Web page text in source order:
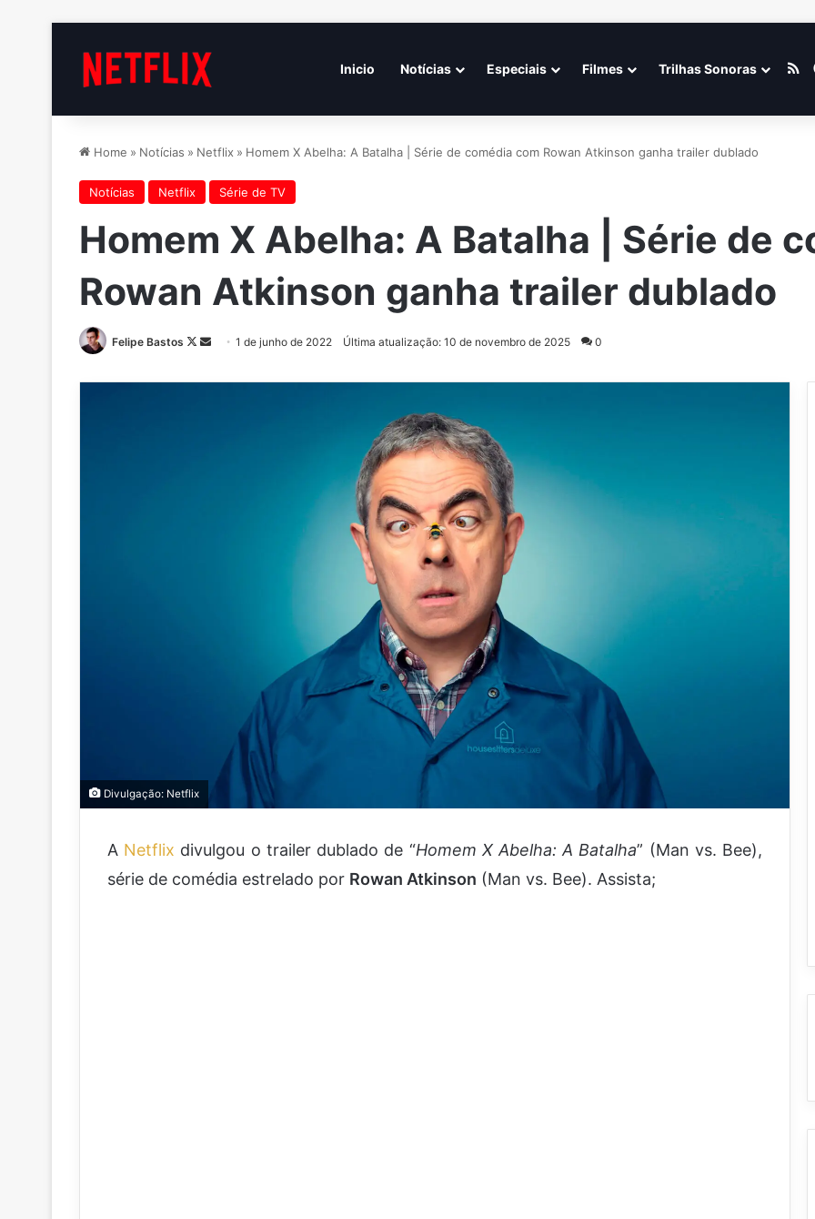
Inicio Notícias Especiais Filmes Trilhas Sonoras
Home » Notícias » Netflix » Homem X Abelha: A Batalha | Série de comédia com Rowan Atkinson ganha trailer dublado
Notícias Netflix Série de TV
Homem X Abelha: A Batalha | Série de
Rowan Atkinson ganha trailer dublado
Felipe Bastos
Follow
X
Mande
e-
1 de junho de 2022 Última atualização: 10 de novembro de 2025 0
Divulgação: Netflix
A Netflix divulgou o trailer dublado de “Homem X Abelha: A Batalha” (Man vs. Bee),
série de comédia estrelado por Rowan Atkinson (Man vs. Bee). Assista;